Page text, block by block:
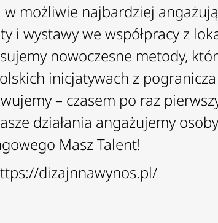
możliwie najbardziej
i wystawy we współpracy z
nowoczesne metody,
inicjatywach z
– czasem po raz
działania angażujemy
Masz Talent!
dizajnnawynos.pl/